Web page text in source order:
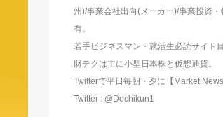
州)/事業会社出向(メーカー)/事業投資
有。
若手ビジネスマン・就活生必読サイト
財テクは主に小型日本株と仮想通貨。
Twitterで平日毎朝・夕に【Market News
Twitter : @Dochikun1